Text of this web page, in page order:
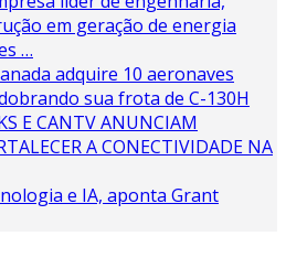
em geração de energia
…
adquire 10 aeronaves
sua frota de C-130H
E CANTV ANUNCIAM
A CONECTIVIDADE NA
e IA, aponta Grant